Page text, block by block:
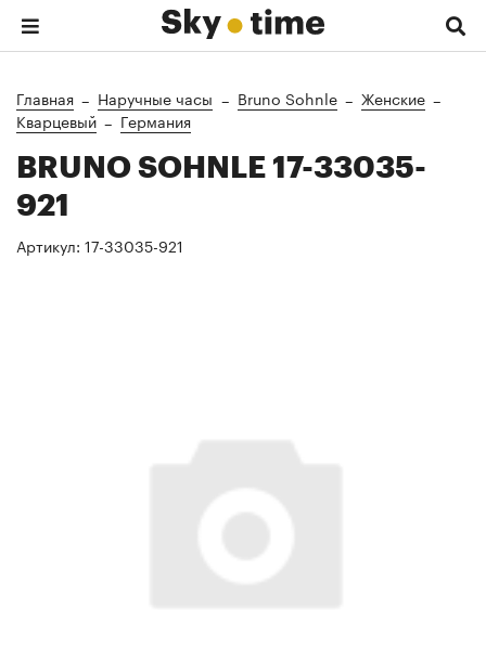
Главная Наручные часы Bruno Sohnle
Женские
Кварцевый
Германия
BRUNO SOHNLE 17-33035-
921
Артикул: 17-33035-921